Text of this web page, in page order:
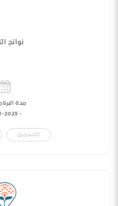
نواتج
مدة
-
2025
التسجيل